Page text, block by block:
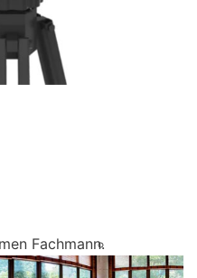
Fachmann.